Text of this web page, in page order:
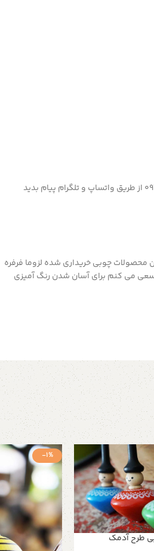
چوبی خریداری شده لزوما فرفره
می کنم برای آسان شدن رنگ آمیزی
طرح آدمک
-1%